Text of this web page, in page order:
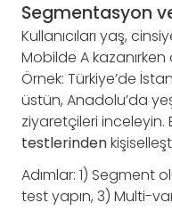
Segmentasyon
Kullanıcıları yaş,
Mobilde A
Örnek: Türkiye’de
üstün, Anadolu’da
ziyaretçileri inceleyin.
testlerinden
Adımlar: 1) Segment
test yapın, 3) Multi-